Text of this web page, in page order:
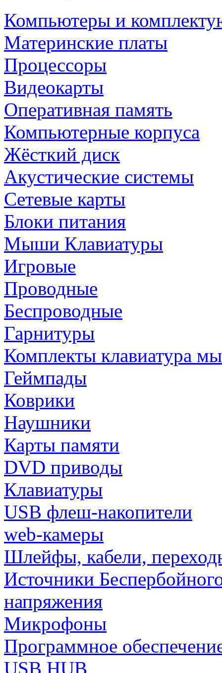
Компьютеры и
Материнские платы
Процессоры
Видеокарты
Оперативная память
Компьютерные корпуса
Жёсткий диск
Акустические системы
Сетевые карты
Блоки питания
Мыши Клавиатуры
Игровые
Проводные
Беспроводные
Гарнитуры
Комплекты клавиатура
Геймпады
Коврики
Наушники
Карты памяти
DVD приводы
Клавиатуры
USB флеш-накопители
web-камеры
Шлейфы, кабели,
Источники
напряжения
Микрофоны
Программное
USB HUB